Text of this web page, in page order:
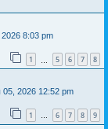
8:03 pm
1 5 6 7 8
2026 12:52 pm
1 … 6 7 8 9